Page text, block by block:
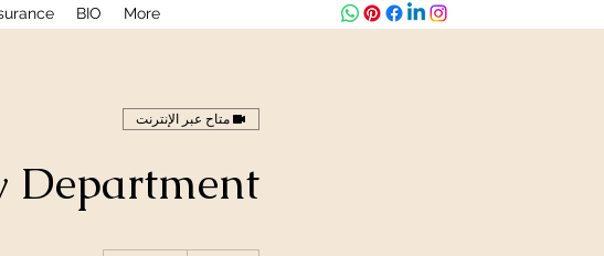
BIO More
متاح عبر الإنترنت
Department